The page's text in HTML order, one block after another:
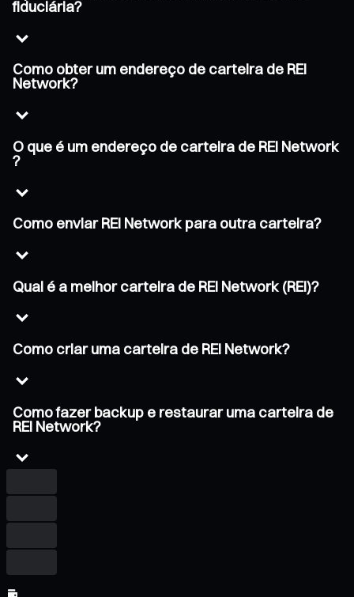
fiduciária?
Como obter um endereço de carteira de REI
Network?
O que é um endereço de carteira de REI Network
?
Como enviar REI Network para outra carteira?
Qual é a melhor carteira de REI Network (REI)?
Como criar uma carteira de REI Network?
Como fazer backup e restaurar uma carteira de
REI Network?